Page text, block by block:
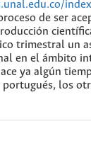
de ser
trimestral un
en el ámbito
ya algún
los